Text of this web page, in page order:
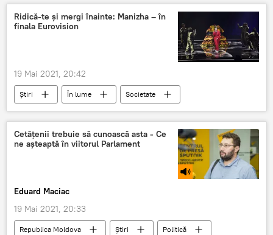
COVID-19
Ridică-te și mergi înainte: Manizha – în
finala Eurovision
19 Mai 2021, 20:42
Știri În lume Societate
Cetățenii trebuie să cunoască asta - Ce
ne așteaptă în viitorul Parlament
Eduard Maciac
19 Mai 2021, 20:33
Republica Moldova Știri
Politică